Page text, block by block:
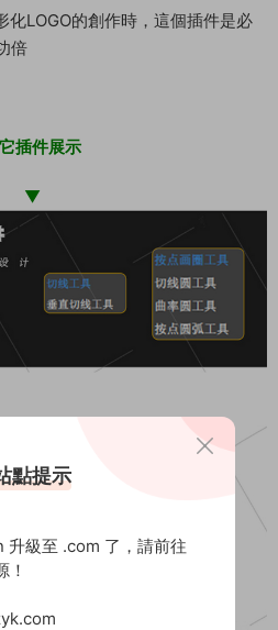
化LOGO的創作時，這個插件是必
倍
插件展示
▼
點提示
升級至 .com 了，請前往
！